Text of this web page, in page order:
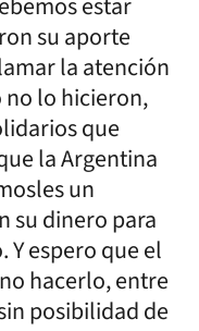
su aporte
la atención
lo hicieron,
que
la Argentina
un
su dinero para
Y espero que el
hacerlo, entre
posibilidad de